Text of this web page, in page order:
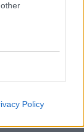
Policy